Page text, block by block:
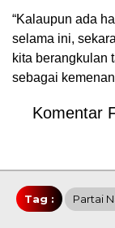
“Kalaupun ada
selama ini,
kita berangkulan
sebagai
Komentar
Tag : Partai